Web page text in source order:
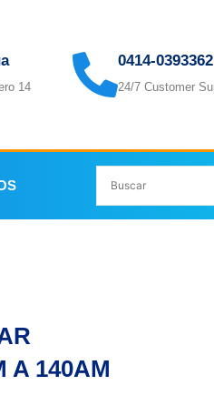
14
0414-0393362
24/7 Customer
A 140AM